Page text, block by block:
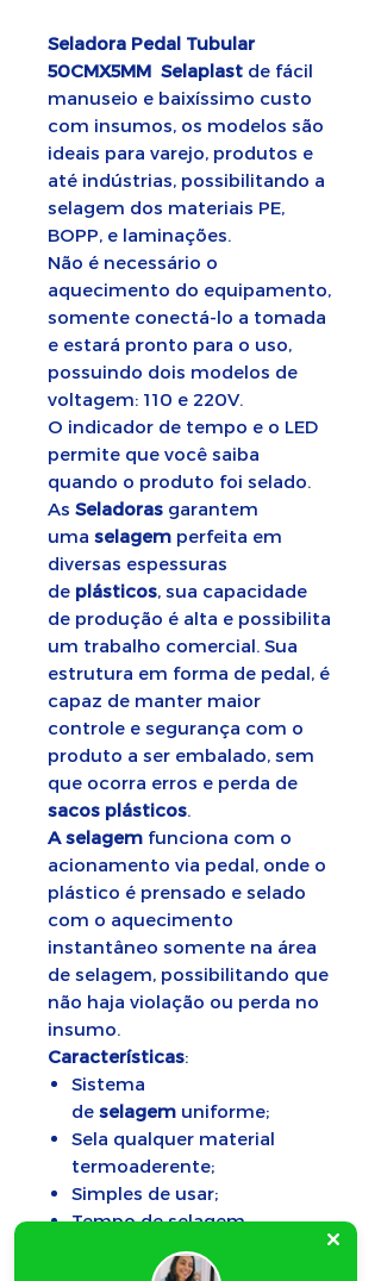
Seladora Pedal Tubular
50CMX5MM Selaplast de fácil
manuseio e baixíssimo custo
com insumos, os modelos são
ideais para varejo, produtos e
até indústrias, possibilitando a
selagem dos materiais PE,
BOPP, e laminações.
Não é necessário o
aquecimento do equipamento,
somente conectá-lo a tomada
e estará pronto para o uso,
possuindo dois modelos de
voltagem: 110 e 220V.
O indicador de tempo e o LED
permite que você saiba
quando o produto foi selado.
As Seladoras garantem
uma selagem perfeita em
diversas espessuras
de plásticos , sua capacidade
de produção é alta e possibilita
um trabalho comercial. Sua
estrutura em forma de pedal, é
capaz de manter maior
controle e segurança com o
produto a ser embalado, sem
que ocorra erros e perda de
sacos plásticos
A selagem funciona com o
acionamento via pedal, onde o
plástico é prensado e selado
com o aquecimento
instantâneo somente na área
de selagem, possibilitando que
não haja violação ou perda no
insumo.
Características:
Sistema
de selagem uniforme;
Sela qualquer material
termoaderente;
Simples de usar;
Tempo de selagem